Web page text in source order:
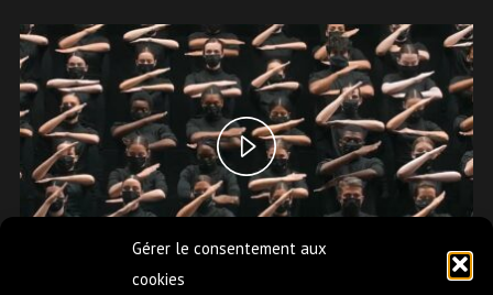
Gérer le consentement aux
cookies